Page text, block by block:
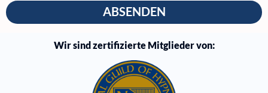
ABSENDEN
Wir sind zertifizierte Mitglieder von: